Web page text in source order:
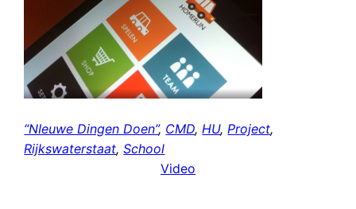
“NIeuwe Dingen Doen”, CMD, HU, Project
Rijkswaterstaat, School
Video